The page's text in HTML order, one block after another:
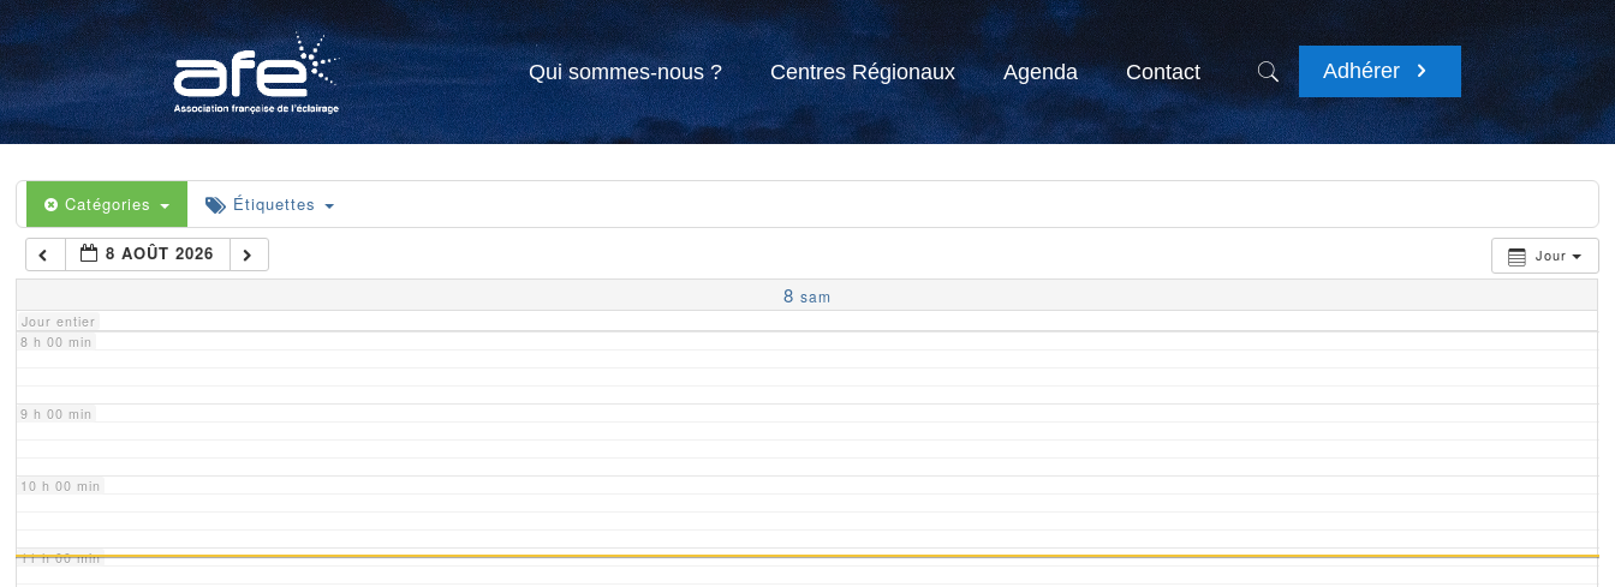
Qui sommes-nous ? Centres Régionaux Agenda Contact Adhérer
Catégories Étiquettes
Jour
8 AOÛT 2026
8 sam
Jour entier
4 h 00 min
5 h 00 min
6 h 00 min
7 h 00 min
8 h 00 min
9 h 00 min
10 h 00 min
11 h 00 min